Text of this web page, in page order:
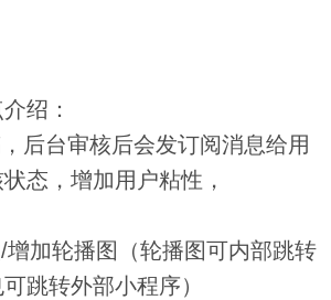
绍：
后台审核后会发订阅消息给用
态，增加用户粘性，
增加轮播图（轮播图可内部跳转
跳转外部小程序）